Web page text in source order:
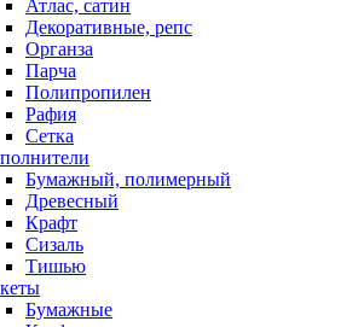
Атлас, сатин
Декоративные, репс
Органза
Парча
Полипропилен
Рафия
Сетка
Бумажный, полимерный
Древесный
Крафт
Сизаль
Тишью
Бумажные